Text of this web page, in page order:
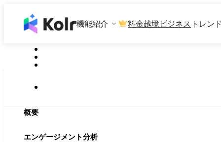
機能紹介 料金越境ビジネス トレン
概要
エンゲージメント分析